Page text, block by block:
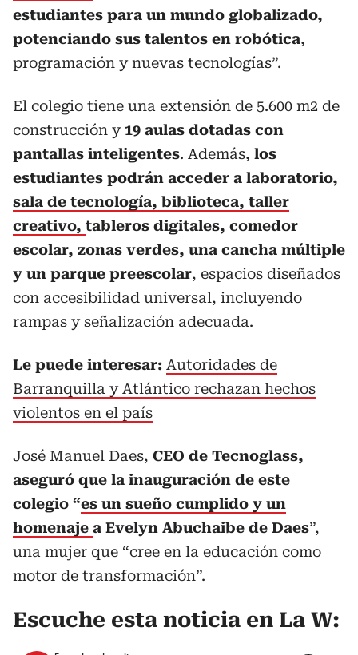
estudiantes para un mundo globalizado,
potenciando sus talentos en robótica,
programación y nuevas tecnologías”.
El colegio tiene una extensión de 5.600 m2 de
construcción y19 aulas dotadas con
pantallas inteligentes. Además, los
estudiantes podrán acceder a laboratorio,
sala de tecnología, biblioteca, taller
creativo, tableros digitales, comedor
escolar, zonas verdes, una cancha múltiple
y un parque preescolar, espacios diseñados
con accesibilidad universal, incluyendo
rampas y señalización adecuada.
Le puede interesar: Autoridades de
Barranquilla y Atlántico rechazan hechos
violentos en el país
José Manuel Daes, CEO de Tecnoglass,
aseguró que la inauguración de este
colegio “es un sueño cumplido y un
homenaje a Evelyn Abuchaibe de Daes”,
una mujer que “cree en la educación como
motor de transformación”.
Escuche esta noticia en La W: